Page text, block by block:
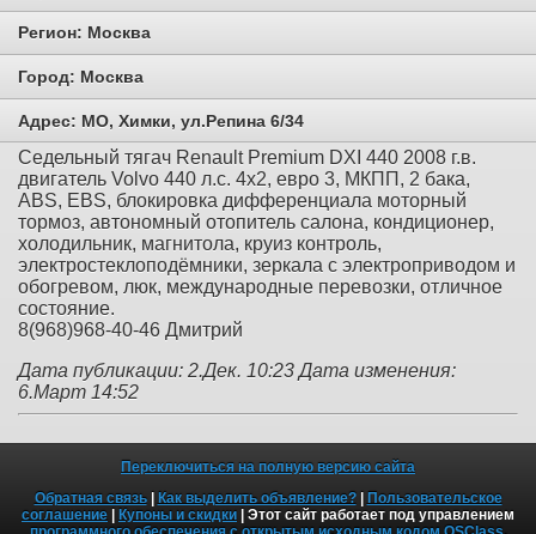
Регион: Москва
Город: Москва
Адрес: МО, Химки, ул.Репина 6/34
Седельный тягач Renault Premium DXI 440 2008 г.в.
двигатель Volvo 440 л.с. 4х2, евро 3, МКПП, 2 бака,
ABS, EBS, блокировка дифференциала моторный
тормоз, автономный отопитель салона, кондиционер,
холодильник, магнитола, круиз контроль,
электростеклоподёмники, зеркала с электроприводом и
обогревом, люк, международные перевозки, отличное
состояние.
8(968)968-40-46 Дмитрий
Дата публикации: 2.Дек. 10:23 Дата изменения:
6.Март 14:52
Переключиться на полную версию сайта
Обратная связь| Как выделить объявление?|
Пользовательское
соглашение
Купоны и скидки | Этот сайт работает под управлением